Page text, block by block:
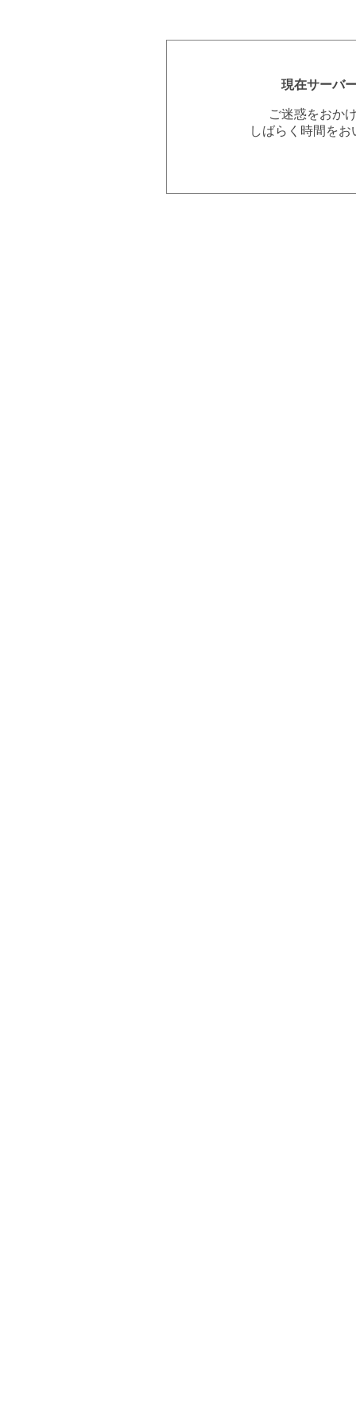
現在サーバ
ご迷惑をおか
しばらく時間を